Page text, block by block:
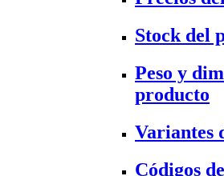
Stock del
Peso y
producto
Variantes
Códigos